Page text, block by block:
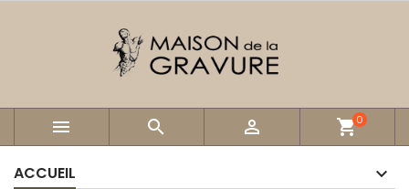
   shopping_cart0
ACCUEIL